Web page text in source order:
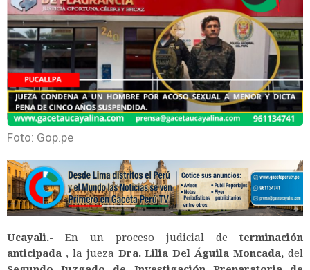
Foto: Gop.pe
Ucayali.- En un proceso judicial de terminación
anticipada , la jueza Dra. Lilia Del Águila Moncada, del